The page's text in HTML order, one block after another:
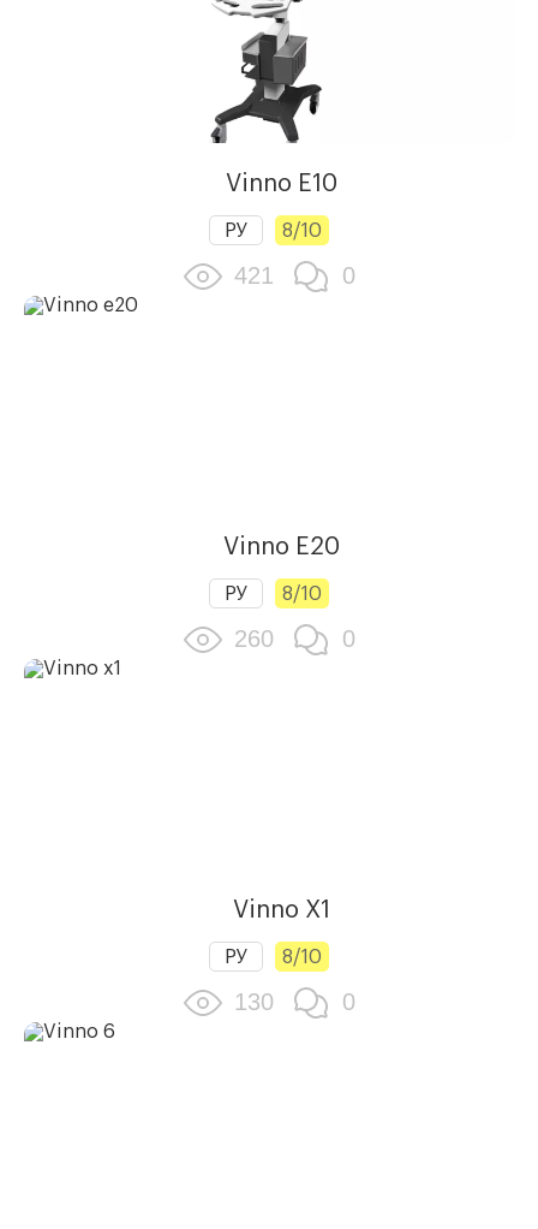
Vinno E10
421 0
РУ 8/10
Vinno E20
260 0
РУ 8/10
Vinno X1
130 0
РУ 8/10